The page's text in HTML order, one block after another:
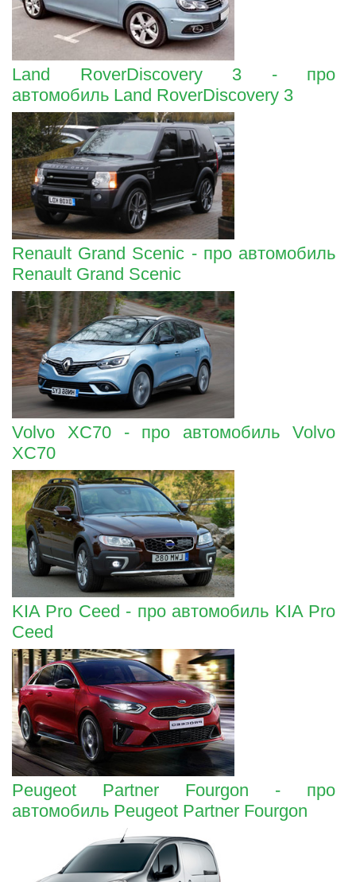
Land RoverDiscovery 3 - про
автомобиль Land RoverDiscovery 3
Renault Grand Scenic - про автомобиль
Renault Grand Scenic
Volvo XC70 - про автомобиль Volvo
XC70
KIA Pro Ceed - про автомобиль KIA Pro
Ceed
Peugeot Partner Fourgon - про
автомобиль Peugeot Partner Fourgon